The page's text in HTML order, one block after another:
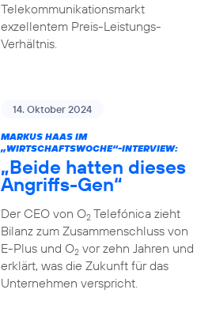
Telekommunikationsmarkt
exzellentem Preis-Leistungs-
Verhältnis.
14. Oktober 2024
MARKUS HAAS IM
„WIRTSCHAFTSWOCHE“-INTERVIEW:
„Beide hatten dieses
Angriffs-Gen“
Der CEO von O2Telefónica zieht
Bilanz zum Zusammenschluss von
E-Plus und O2vor zehn Jahren und
erklärt, was die Zukunft für das
Unternehmen verspricht.